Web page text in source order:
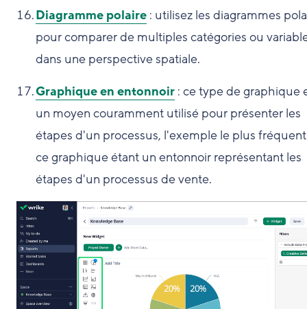
Diagramme polaire : utilisez les diagrammes
pour comparer de multiples catégories ou
dans une perspective spatiale.
Graphique en entonnoir : ce type de graphique
un moyen couramment utilisé pour présenter les
étapes d'un processus, l'exemple le plus
ce graphique étant un entonnoir représentant les
étapes d'un processus de vente.